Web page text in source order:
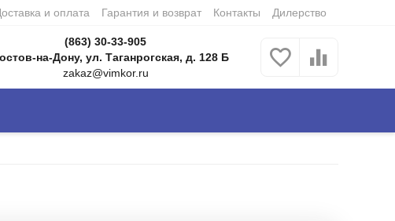
и оплата Гарантия и возврат Контакты Дилерство
(863) 30-33-905
на-Дону, ул. Таганрогская, д. 128 Б
zakaz@vimkor.ru